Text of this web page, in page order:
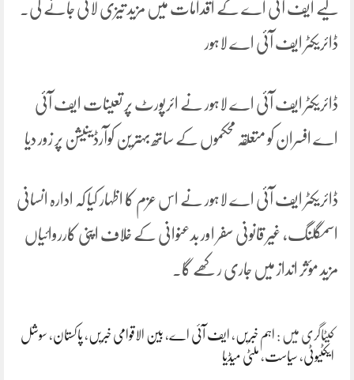
لیے ایف آئی اے کے اقدامات میں مزید تیزی لائی جائے گی۔
ڈائریکٹر ایف آئی اے لاہور
ڈائریکٹر ایف آئی اے لاہور نے ائرپورٹ پر تعینات ایف آئی
اے افسران کو متعلقہ محکموں کے ساتھ بہترین کوآرڈینیشن پر زور دیا
ڈائریکٹر ایف آئی اے لاہور نے اس عزم کا اظہار کیا کہ ادارہ انسانی
اسمگلنگ، غیر قانونی سفر اور بدعنوانی کے خلاف اپنی کارروائیاں
مزید مؤثر انداز میں جاری رکھے گا۔
کیٹاگری میں : اہم خبریں ، ایف آئی اے، بین الاقوامی خبریں ، پاکستان، سوشل
ایکٹیوٹی، سیاست، ملٹی میڈیا